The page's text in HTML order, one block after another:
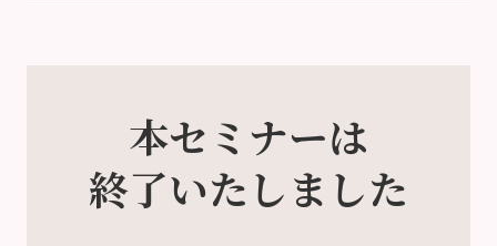
本セミナーは
終了いたしました